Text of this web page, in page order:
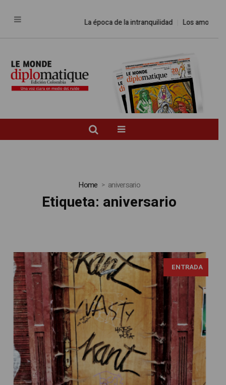
La época de la intranquilidad Los amos del
Home aniversario
Etiqueta: aniversario
ENTRADA